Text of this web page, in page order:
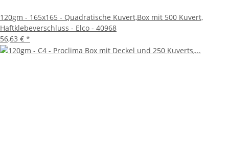
120gm - 165x165 - Quadratische Kuvert,Box mit 500 Kuvert,
Haftklebeverschluss - Elco - 40968
56,63 € *